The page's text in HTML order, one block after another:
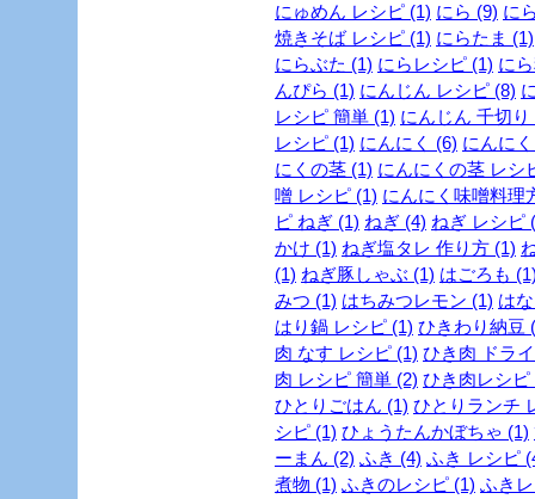
にゅめん レシピ (1) にら (9) に
焼きそば レシピ (1) にらたま (1)
にらぶた (1) にらレシピ (1) に
んぴら (1) にんじん レシピ (8)
レシピ 簡単 (1) にんじん 千切り
レシピ (1) にんにく (6) にんに
にくの茎 (1) にんにくの茎 レシ
噌 レシピ (1) にんにく味噌料理
ピ ねぎ (1) ねぎ (4) ねぎ レシピ
かけ (1) ねぎ塩タレ 作り方 (1)
(1) ねぎ豚しゃぶ (1) はごろも
みつ (1) はちみつレモン (1) は
はり鍋 レシピ (1) ひきわり納豆
肉 なす レシピ (1) ひき肉 ドラ
肉 レシピ 簡単 (2) ひき肉レシピ
ひとりごはん (1) ひとりランチ
シピ (1) ひょうたんかぼちゃ (1)
ーまん (2) ふき (4) ふき レシピ
煮物 (1) ふきのレシピ (1) ふき